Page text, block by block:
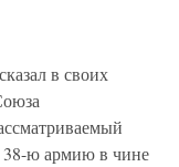
в своих
38-ю армию в чине